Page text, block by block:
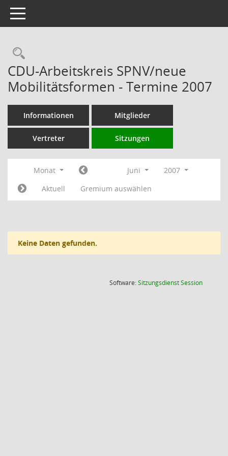
Toggle navigation
Rechercheauswahl
CDU-Arbeitskreis SPNV/neue
Mobilitätsformen - Termine 2007
Informationen Mitglieder
Vertreter Sitzungen
Monat Juni
2007
Aktuell
Gremium auswählen
Keine Daten gefunden.
Software:SitzungsdienstSession(Wird in